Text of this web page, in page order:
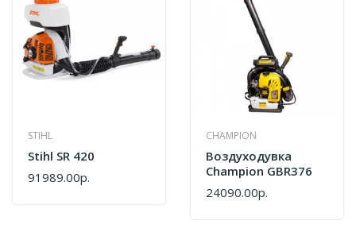
STIHL
Stihl SR 420
91989.00р.
CHAMPION
Воздуходувка
Champion GBR376
24090.00р.